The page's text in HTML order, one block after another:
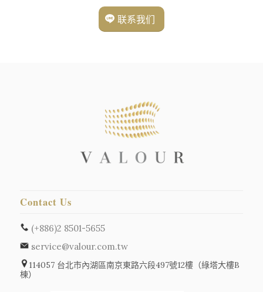
联系我们
Contact Us
(+886)2 8501-5655
service@valour.com.tw
114057 台北市內湖區南京東路六段497號12樓（綠塔大樓B
棟）